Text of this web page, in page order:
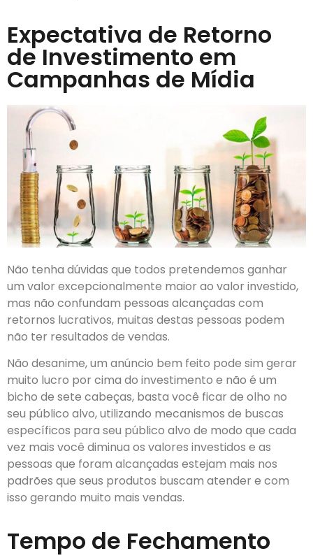
Expectativa de Retorno
de Investimento em
Campanhas de Mídia
Não tenha dúvidas que todos pretendemos ganhar
um valor excepcionalmente maior ao valor investido,
mas não confundam pessoas alcançadas com
retornos lucrativos, muitas destas pessoas podem
não ter resultados de vendas.
Não desanime, um anúncio bem feito pode sim gerar
muito lucro por cima do investimento e não é um
bicho de sete cabeças, basta você ficar de olho no
seu público alvo, utilizando mecanismos de buscas
específicos para seu público alvo de modo que cada
vez mais você diminua os valores investidos e as
pessoas que foram alcançadas estejam mais nos
padrões que seus produtos buscam atender e com
isso gerando muito mais vendas.
Tempo de Fechamento